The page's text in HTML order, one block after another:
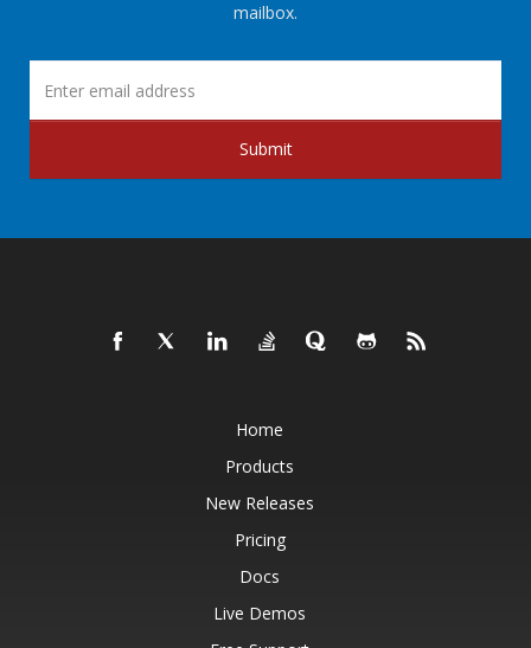
mailbox.
Submit
Home
Products
New Releases
Pricing
Docs
Live Demos